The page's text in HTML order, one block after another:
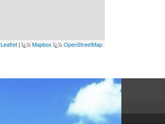
Leaflet | ï¿½Mapbox ï¿½OpenStreetMap